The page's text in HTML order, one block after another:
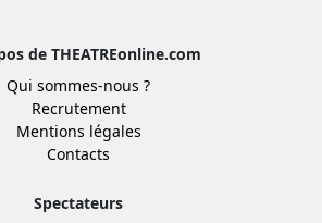
de THEATREonline.com
Qui sommes-nous ?
Recrutement
Mentions légales
Contacts
Spectateurs